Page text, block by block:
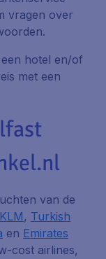
vragen over
hotel en/of
met een
van de
KLM, Turkish
en Emirates
cost airlines,